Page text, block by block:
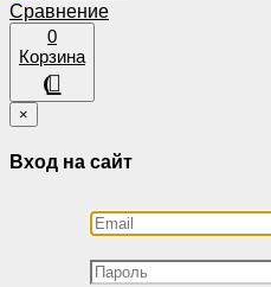
Сравнение
0
Корзина
×
Вход на сайт